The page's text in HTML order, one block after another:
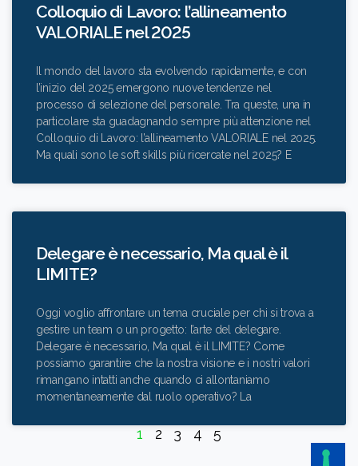
Colloquio di Lavoro: l’allineamento
VALORIALE nel 2025
Il mondo del lavoro sta evolvendo rapidamente, e con
l’inizio del 2025 emergono nuove tendenze nel
processo di selezione del personale. Tra queste, una in
particolare sta guadagnando sempre più attenzione nel
Colloquio di Lavoro: l’allineamento VALORIALE nel 2025.
Ma quali sono le soft skills più ricercate nel 2025? E
Delegare è necessario, Ma qual è il
LIMITE?
Oggi voglio affrontare un tema cruciale per chi si trova a
gestire un team o un progetto: l’arte del delegare.
Delegare è necessario, Ma qual è il LIMITE? Come
possiamo garantire che la nostra visione e i nostri valori
rimangano intatti anche quando ci allontaniamo
momentaneamente dal ruolo operativo? La
1 2 3 4 5